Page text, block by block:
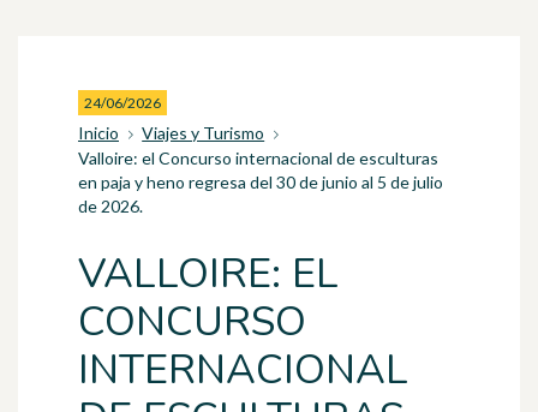
24/06/2026
Inicio
Viajes y Turismo
Valloire: el Concurso internacional de esculturas
en paja y heno regresa del 30 de junio al 5 de julio
de 2026.
VALLOIRE: EL
CONCURSO
INTERNACIONAL